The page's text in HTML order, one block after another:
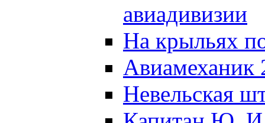
авиадивизии
На крыльях
Невельская